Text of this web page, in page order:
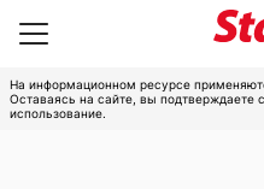
На информационном ресурсе
Оставаясь на сайте, вы подтверждаете
использование.